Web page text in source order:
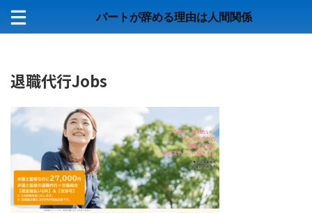
パートが辞める理由は人間関係
退職代行Jobs